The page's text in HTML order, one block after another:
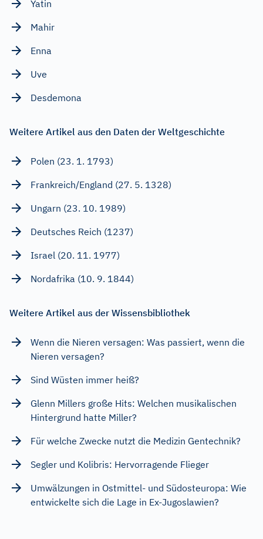
Yatin
Mahir
Enna
Uve
Desdemona
Weitere Artikel aus den Daten der Weltgeschichte
Polen (23. 1. 1793)
Frankreich/England (27. 5. 1328)
Ungarn (23. 10. 1989)
Deutsches Reich (1237)
Israel (20. 11. 1977)
Nordafrika (10. 9. 1844)
Weitere Artikel aus der Wissensbibliothek
Wenn die Nieren versagen: Was passiert, wenn die
Nieren versagen?
Sind Wüsten immer heiß?
Glenn Millers große Hits: Welchen musikalischen
Hintergrund hatte Miller?
Für welche Zwecke nutzt die Medizin Gentechnik?
Segler und Kolibris: Hervorragende Flieger
Umwälzungen in Ostmittel- und Südosteuropa: Wie
entwickelte sich die Lage in Ex-Jugoslawien?